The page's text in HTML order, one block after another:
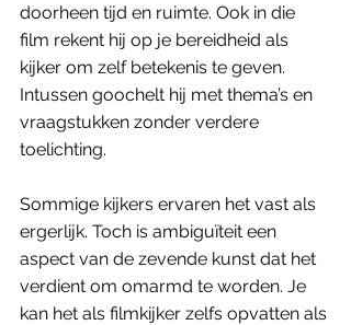
doorheen tijd en ruimte. Ook in die
film rekent hij op je bereidheid als
kijker om zelf betekenis te geven.
Intussen goochelt hij met thema’s en
vraagstukken zonder verdere
toelichting.
Sommige kijkers ervaren het vast als
ergerlijk. Toch is ambiguïteit een
aspect van de zevende kunst dat het
verdient om omarmd te worden. Je
kan het als filmkijker zelfs opvatten als